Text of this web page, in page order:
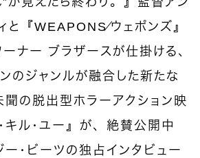
と『WEAPONS／ウェポンズ』
ナー ブラザースが仕掛ける、
のジャンルが融合した新たな
聞の脱出型ホラーアクション映
キル・ユー』が、絶賛公開中
・ビーツの独占インタビュー